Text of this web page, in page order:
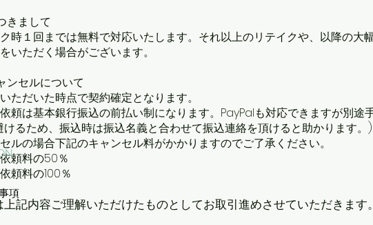
項
きまして
時１回までは無料で対応いたします。それ以上のリテイクや、以降の大
いただく場合がございます。
ンセルについて
ただいた時点で契約確定となります。
頼は基本銀行振込の前払い制になります。PayPalも対応できますが別途
けるため、振込時は振込名義と合わせて振込連絡を頂けると助かります。)
ルの場合下記のキャンセル料がかかりますのでご了承ください。
頼料の50％
頼料の100％
記内容ご理解いただけたものとしてお取引進めさせていただきます。